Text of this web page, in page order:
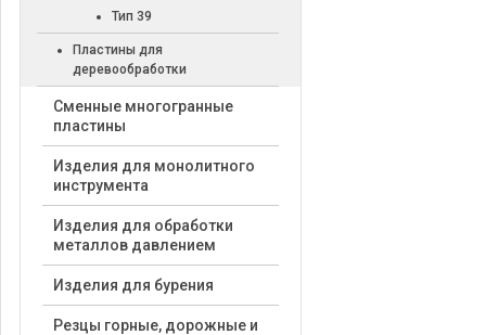
Тип 39
Пластины для
деревообработки
Cменные многогранные
пластины
Изделия для монолитного
инструмента
Изделия для обработки
металлов давлением
Изделия для бурения
Резцы горные, дорожные и